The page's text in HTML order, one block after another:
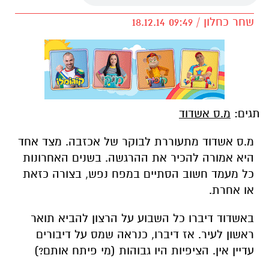
שחר כחלון / 09:49 18.12.14
תגים: מ.ס אשדוד
מ.ס אשדוד מתעוררת לבוקר של אכזבה. מצד אחד
היא אמורה להכיר את ההרגשה. בשנים האחרונות
כל מעמד חשוב הסתיים במפח נפש, בצורה כזאת
או אחרת.
באשדוד דיברו כל השבוע על הרצון להביא תואר
ראשון לעיר. אז דיברו, כנראה שמס על דיבורים
עדיין אין. הציפיות היו גבוהות (מי פיתח אותם?)